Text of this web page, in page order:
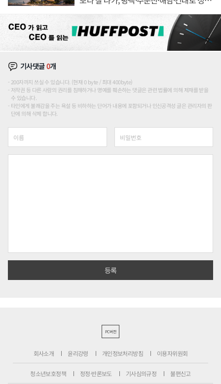
기사댓글0개
200자까지 쓰실 수 있습니다. (현재 0 byte / 최대 400byte)
저작권 등 다른 사람의 권리를 침해하거나 명예를 훼손하는 댓글은 관련 법률에 의해 제재를 받을
수 있습니다.
타인에게 불쾌감을 주는 욕설 등 비하하는 단어가 내용에 포함되거나 인신공격성 글은 관리자의 판
단에 의해 삭제 합니다.
PC버전
회사소개 윤리강령 개인정보처리방침 이용자위원회
청소년보호정책 정정·반론보도 기사심의규정 불편신고